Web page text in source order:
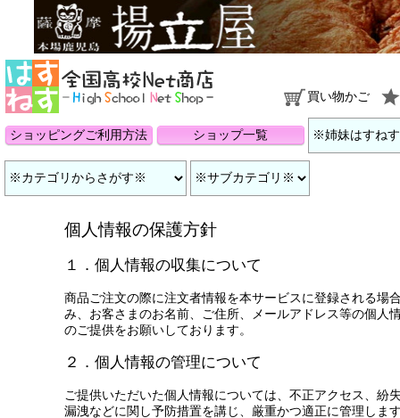
買い物かご
ショッピングご利用方法 ショップ一覧
個人情報の保護方針
１．個人情報の収集について
商品ご注文の際に注文者情報を本サービスに登録される場
み、お客さまのお名前、ご住所、メールアドレス等の個人
のご提供をお願いしております。
２．個人情報の管理について
ご提供いただいた個人情報については、不正アクセス、紛
漏洩などに関し予防措置を講じ、厳重かつ適正に管理しま